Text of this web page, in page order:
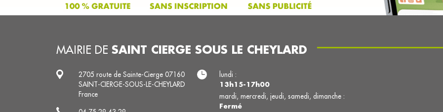
MAIRIE DE SAINT CIERGE SOUS LE CHEYLARD
2705 route de Sainte-Cierge 07160
SAINT-CIERGE-SOUS-LE-CHEYLARD
France
lundi :
13h15-17h00
mardi, mercredi, jeudi, samedi, dimanche :
Fermé